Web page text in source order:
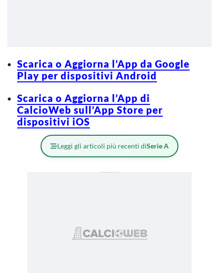
Scarica o Aggiorna l’App da Google
Play per dispositivi Android
Scarica o Aggiorna l’App di
CalcioWeb sull’App Store per
dispositivi iOS
Leggi gli articoli più recenti diSerie A